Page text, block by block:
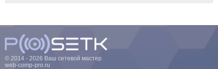
© 2014 - 2026 Ваш сетевой мастер
web-comp-pro.ru